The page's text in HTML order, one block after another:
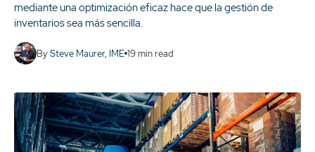
mediante una optimización eficaz hace que la gestión de
inventarios sea más sencilla.
BySteve Maurer, IME 19min read